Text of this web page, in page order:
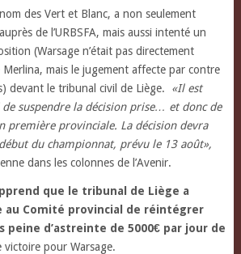
des Vert et Blanc, a non seulement
de l’URBSFA, mais aussi intenté un
(Warsage n’était pas directement
Merlina, mais le jugement affecte par contre
devant le tribunal civil de Liège. «Il est
suspendre la décision prise… et donc de
première provinciale. La décision devra
du championnat, prévu le 13 août»,
dans les colonnes de l’Avenir.
que le tribunal de Liège a
au Comité provincial de réintégrer
peine d’astreinte de 5000€ par jour de
victoire pour Warsage.